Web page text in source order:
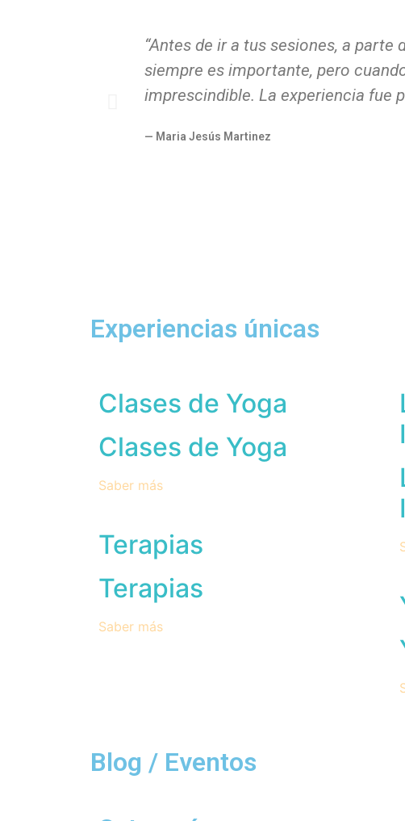
“Antes de ir a tus sesiones, a
siempre es importante, pero
imprescindible. La experiencia fue
— Maria Jesús Martinez
Experiencias únicas
Clases de Yoga
Clases de Yoga
Saber más
Terapias
Terapias
Saber más
Blog / Eventos